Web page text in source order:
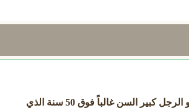
بالعربي هو الرجل كبير السن غالباً فوق 50 سنة الذي